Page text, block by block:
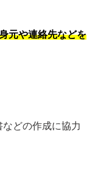
元や連絡先などを
どの作成に協力